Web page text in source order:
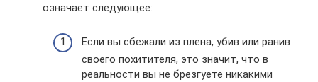
означает следующее:
Если вы сбежали из плена, убив или ранив
своего похитителя, это значит, что в
реальности вы не брезгуете никакими